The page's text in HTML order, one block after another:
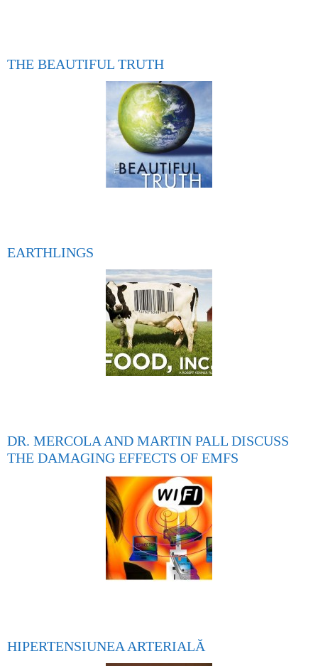
THE BEAUTIFUL TRUTH
EARTHLINGS
DR. MERCOLA AND MARTIN PALL DISCUSS
THE DAMAGING EFFECTS OF EMFS
HIPERTENSIUNEA ARTERIALĂ